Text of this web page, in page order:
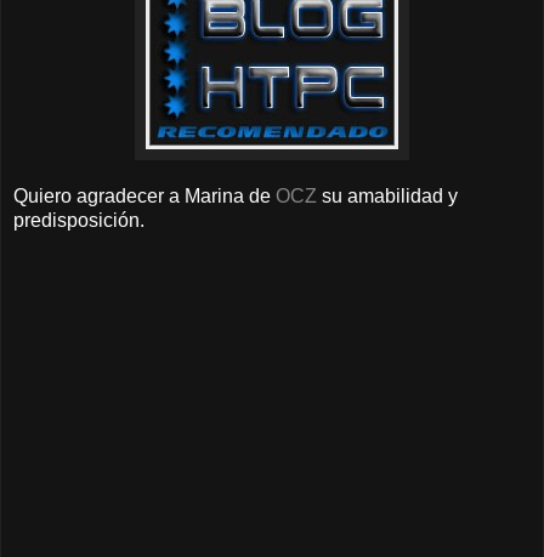
Quiero agradecer a Marina de OCZ su amabilidad y
predisposición.